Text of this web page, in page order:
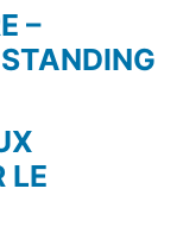
–
LE